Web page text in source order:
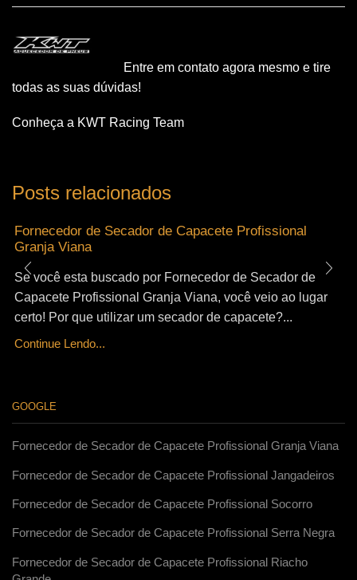
Entre em contato agora mesmo e tire
todas as suas dúvidas!
Conheça a KWT Racing Team
Posts relacionados
Fornecedor de Secador de Capacete Profissional
Granja Viana
Se você esta buscado por Fornecedor de Secador de
Capacete Profissional Granja Viana, você veio ao lugar
certo! Por que utilizar um secador de capacete?...
Continue Lendo...
GOOGLE
Fornecedor de Secador de Capacete Profissional Granja Viana
Fornecedor de Secador de Capacete Profissional Jangadeiros
Fornecedor de Secador de Capacete Profissional Socorro
Fornecedor de Secador de Capacete Profissional Serra Negra
Fornecedor de Secador de Capacete Profissional Riacho